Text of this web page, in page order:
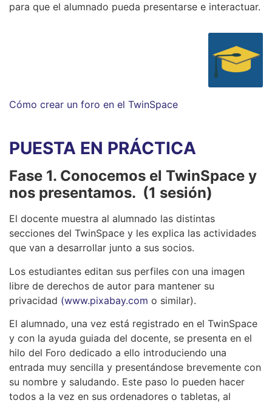
para que el alumnado pueda presentarse e interactuar.
Cómo crear un foro en el TwinSpace
PUESTA EN PRÁCTICA
Fase 1. Conocemos el TwinSpace y
nos presentamos. (1 sesión)
El docente muestra al alumnado las distintas
secciones del TwinSpace y les explica las actividades
que van a desarrollar junto a sus socios.
Los estudiantes editan sus perfiles con una imagen
libre de derechos de autor para mantener su
privacidad (www.pixabay.com o similar).
El alumnado, una vez está registrado en el TwinSpace
y con la ayuda guiada del docente, se presenta en el
hilo del Foro dedicado a ello introduciendo una
entrada muy sencilla y presentándose brevemente con
su nombre y saludando. Este paso lo pueden hacer
todos a la vez en sus ordenadores o tabletas, al